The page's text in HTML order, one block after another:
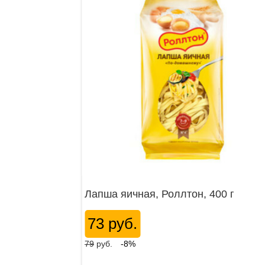
Лапша яичная, Роллтон, 400 г
73 руб.
79 руб. -8%